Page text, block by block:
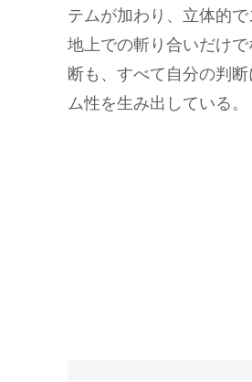
テムが加わり、立体的
地上での斬り合いだけ
断も、すべて自分の判
ム性を生み出している。